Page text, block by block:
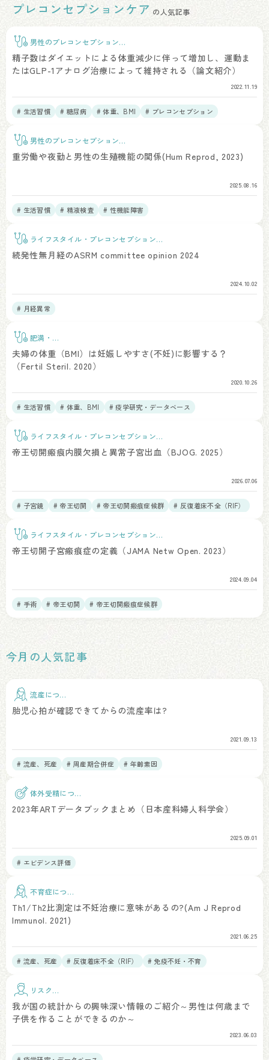
プレコンセプションケア の人気記事
男性のプレコンセプションケ
ア
精子数はダイエットによる体重減少に伴って増加し、運動ま
たはGLP-1アナログ治療によって維持される（論文紹介）
2022.11.19
# 生活習慣 # 糖尿病 # 体重、BMI
# プレコンセプション
男性のプレコンセプションケ
ア
重労働や夜勤と男性の生殖機能の関係(Hum Reprod, 2023)
2025.08.16
# 生活習慣 # 精液検査 # 性機能障害
ライフスタイル・プレコンセプションケ
ア
続発性無月経のASRM committee opinion 2024
2024.10.02
# 月経異常
肥満・
BMI
夫婦の体重（BMI）は妊娠しやすさ(不妊)に影響する？
（Fertil Steril. 2020）
2020.10.26
# 生活習慣 # 体重、BMI # 疫学研究・データベース
ライフスタイル・プレコンセプションケ
帝王切開瘢痕内膜欠損と異常子宮出血（BJOG. 2025）
2026.07.06
# 子宮鏡 # 帝王切開 # 帝王切開瘢痕症候群
# 反復着床不全（RIF）
ライフスタイル・プレコンセプションケ
帝王切開子宮瘢痕症の定義（JAMA Netw Open. 2023）
2024.09.04
# 手術 # 帝王切開 # 帝王切開瘢痕症候群
今月の人気記事
流産につい
胎児心拍が確認できてからの流産率は?
2021.09.13
# 流産、死産 # 周産期合併症 # 年齢素因
体外受精につい
て
2023年ARTデータブックまとめ（日本産科婦人科学会）
2025.09.01
# エビデンス評価
不育症につい
Th1/Th2比測定は不妊治療に意味があるの?(Am J Reprod
Immunol. 2021)
2021.06.25
# 流産、死産 # 反復着床不全（RIF） # 免疫不妊・不育
リスク因
我が国の統計からの興味深い情報のご紹介～男性は何歳まで
子供を作ることができるのか～
2023.06.03